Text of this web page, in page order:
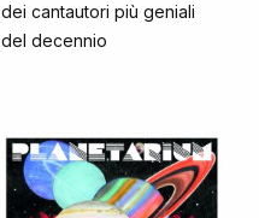
dei cantautori più geniali
del decennio